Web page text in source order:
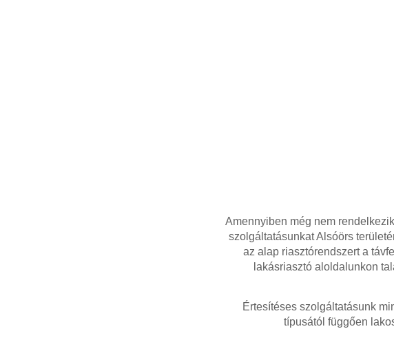
Amennyiben még nem
szolgáltatásunkat Alsóörs
az alap riasztórendszert a
lakásriasztó aloldalunkon
Értesítéses szolgáltatásunk
típusától függően